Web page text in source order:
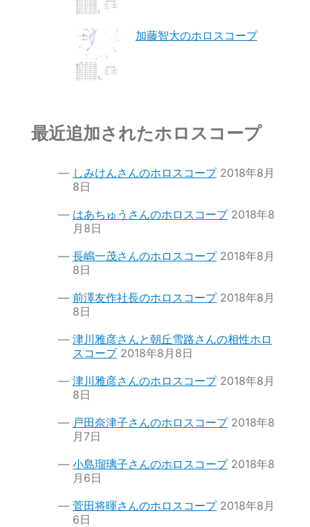
加藤智大のホロスコープ
最近追加されたホロスコープ
しみけんさんのホロスコープ 2018年8月
8日
はあちゅうさんのホロスコープ 2018年8
月8日
長嶋一茂さんのホロスコープ 2018年8月
8日
前澤友作社長のホロスコープ 2018年8月
8日
津川雅彦さんと朝丘雪路さんの相性ホロ
スコープ 2018年8月8日
津川雅彦さんのホロスコープ 2018年8月
8日
戸田奈津子さんのホロスコープ 2018年8
月7日
小島瑠璃子さんのホロスコープ 2018年8
月6日
菅田将暉さんのホロスコープ 2018年8月
6日